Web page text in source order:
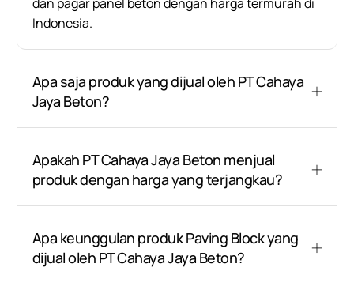
Indonesia.
Apa saja produk yang dijual oleh PT Cahaya
Jaya Beton?
Apakah PT Cahaya Jaya Beton menjual
produk dengan harga yang terjangkau?
Apa keunggulan produk Paving Block yang
dijual oleh PT Cahaya Jaya Beton?